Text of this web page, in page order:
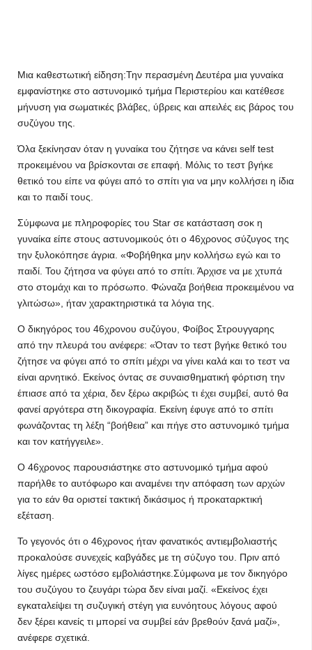
Μια καθεστωτική είδηση:Την περασμένη Δευτέρα μια γυναίκα
εμφανίστηκε στο αστυνομικό τμήμα Περιστερίου και κατέθεσε
μήνυση για σωματικές βλάβες, ύβρεις και απειλές εις βάρος του
συζύγου της.
Όλα ξεκίνησαν όταν η γυναίκα του ζήτησε να κάνει self test
προκειμένου να βρίσκονται σε επαφή. Μόλις το τεστ βγήκε
θετικό του είπε να φύγει από το σπίτι για να μην κολλήσει η ίδια
και το παιδί τους.
Σύμφωνα με πληροφορίες του Star σε κατάσταση σοκ η
γυναίκα είπε στους αστυνομικούς ότι ο 46χρονος σύζυγος της
την ξυλοκόπησε άγρια. «Φοβήθηκα μην κολλήσω εγώ και το
παιδί. Του ζήτησα να φύγει από το σπίτι. Άρχισε να με χτυπά
στο στομάχι και το πρόσωπο. Φώναζα βοήθεια προκειμένου να
γλιτώσω», ήταν χαρακτηριστικά τα λόγια της.
Ο δικηγόρος του 46χρονου συζύγου, Φοίβος Στρουγγαρης
από την πλευρά του ανέφερε: «Όταν το τεστ βγήκε θετικό του
ζήτησε να φύγει από το σπίτι μέχρι να γίνει καλά και το τεστ να
είναι αρνητικό. Εκείνος όντας σε συναισθηματική φόρτιση την
έπιασε από τα χέρια, δεν ξέρω ακριβώς τι έχει συμβεί, αυτό θα
φανεί αργότερα στη δικογραφία. Εκείνη έφυγε από το σπίτι
φωνάζοντας τη λέξη “βοήθεια” και πήγε στο αστυνομικό τμήμα
και τον κατήγγειλε».
Ο 46χρονος παρουσιάστηκε στο αστυνομικό τμήμα αφού
παρήλθε το αυτόφωρο και αναμένει την απόφαση των αρχών
για το εάν θα οριστεί τακτική δικάσιμος ή προκαταρκτική
εξέταση.
Το γεγονός ότι ο 46χρονος ήταν φανατικός αντιεμβολιαστής
προκαλούσε συνεχείς καβγάδες με τη σύζυγο του. Πριν από
λίγες ημέρες ωστόσο εμβολιάστηκε.Σύμφωνα με τον δικηγόρο
του συζύγου το ζευγάρι τώρα δεν είναι μαζί. «Εκείνος έχει
εγκαταλείψει τη συζυγική στέγη για ευνόητους λόγους αφού
δεν ξέρει κανείς τι μπορεί να συμβεί εάν βρεθούν ξανά μαζί»,
ανέφερε σχετικά.